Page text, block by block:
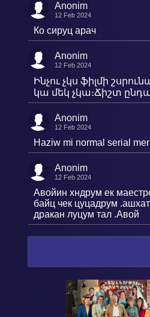
Anonim
12 Feb 2024
Ко сируц арач
Anonim
12 Feb 2024
Ինչու չկս ֆիլմի
կա մեկ չկա։Ճիշտ
Anonim
12 Feb 2024
Haziw mi normal serial
Anonim
12 Feb 2024
Авойин хндрум ек
байц чек цуцадрум
дракан луцум тал .Авой